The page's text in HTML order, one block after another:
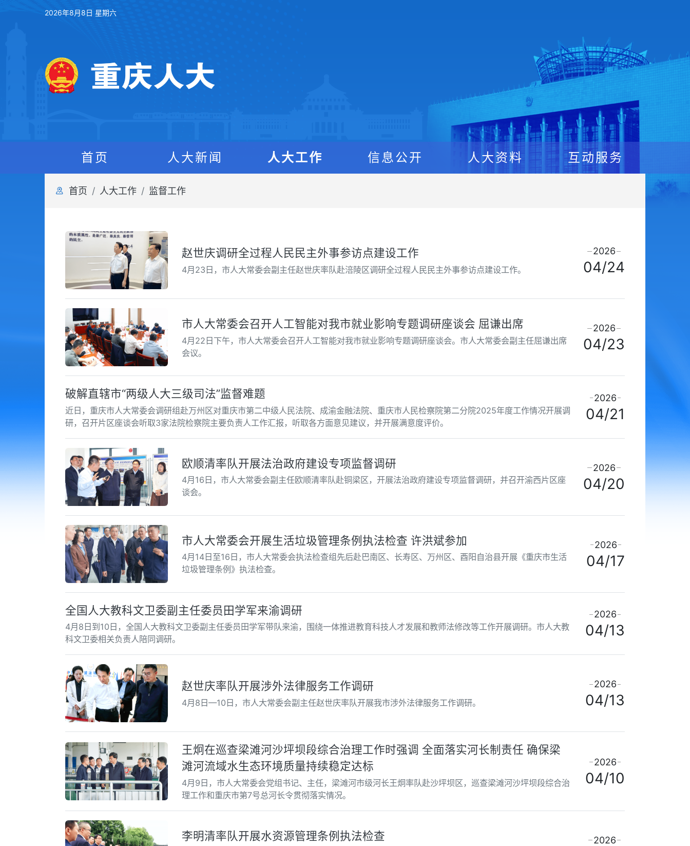
2026年8月8日 星期六
首页 人大新闻 人大工作 信息公开 人大资料 互动服务
首页 人大工作 监督工作
赵世庆调研全过程人民民主外事参访点建设工作
4月23日，市人大常委会副主任赵世庆率队赴涪陵区调研全过程人民民主外事参访点建设工作。
2026
04/24
市人大常委会召开人工智能对我市就业影响专题调研座谈会 屈谦出席
4月22日下午，市人大常委会召开人工智能对我市就业影响专题调研座谈会。市人大常委会副主任屈谦出席
会议。
2026
04/23
破解直辖市“两级人大三级司法”监督难题
近日，重庆市人大常委会调研组赴万州区对重庆市第二中级人民法院、成渝金融法院、重庆市人民检察院第二分院2025年度工作情况开展调
研，召开片区座谈会听取3家法院检察院主要负责人工作汇报，听取各方面意见建议，并开展满意度评价。
2026
04/21
欧顺清率队开展法治政府建设专项监督调研
4月16日，市人大常委会副主任欧顺清率队赴铜梁区，开展法治政府建设专项监督调研，并召开渝西片区座
谈会。
2026
04/20
市人大常委会开展生活垃圾管理条例执法检查 许洪斌参加
4月14日至16日，市人大常委会执法检查组先后赴巴南区、长寿区、万州区、酉阳自治县开展《重庆市生活
垃圾管理条例》执法检查。
2026
04/17
全国人大教科文卫委副主任委员田学军来渝调研
4月8日到10日，全国人大教科文卫委副主任委员田学军带队来渝，围绕一体推进教育科技人才发展和教师法修改等工作开展调研。市人大教
科文卫委相关负责人陪同调研。
2026
04/13
赵世庆率队开展涉外法律服务工作调研
4月8日—10日，市人大常委会副主任赵世庆率队开展我市涉外法律服务工作调研。
2026
04/13
王炯在巡查梁滩河沙坪坝段综合治理工作时强调 全面落实河长制责任 确保梁
滩河流域水生态环境质量持续稳定达标
4月9日，市人大常委会党组书记、主任，梁滩河市级河长王炯率队赴沙坪坝区，巡查梁滩河沙坪坝段综合治
理工作和重庆市第7号总河长令贯彻落实情况。
2026
04/10
李明清率队开展水资源管理条例执法检查 2026